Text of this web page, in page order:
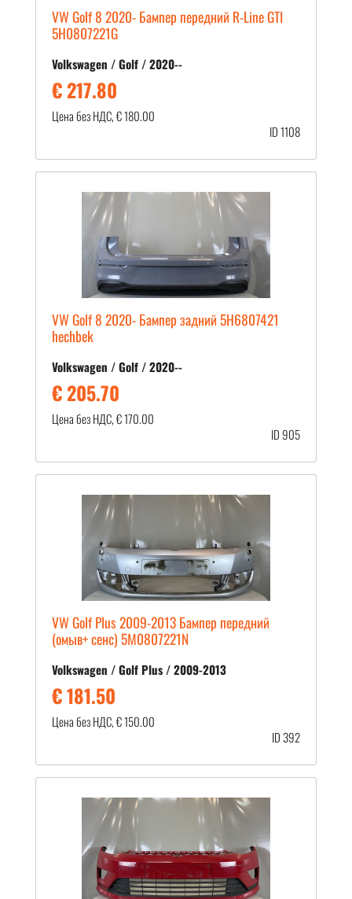
VW Golf 8 2020- Бампер передний R-Line GTI
5H0807221G
Volkswagen / Golf / 2020--
€ 217.80
Цена без НДС, € 180.00
ID 1108
VW Golf 8 2020- Бампер задний 5H6807421
hechbek
Volkswagen / Golf / 2020--
€ 205.70
Цена без НДС, € 170.00
ID 905
VW Golf Plus 2009-2013 Бампер передний
(омыв+ сенс) 5M0807221N
Volkswagen / Golf Plus / 2009-2013
€ 181.50
Цена без НДС, € 150.00
ID 392